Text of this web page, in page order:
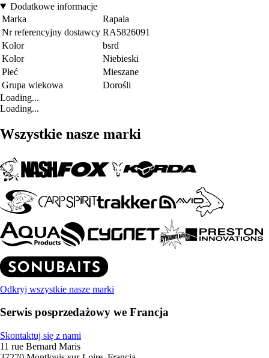
Dodatkowe informacje
Marka
Rapala
Nr referencyjny dostawcy RA5826091
Kolor
bsrd
Kolor
Niebieski
Płeć
Mieszane
Grupa wiekowa
Dorośli
Loading...
Loading...
Wszystkie nasze marki
Odkryj wszystkie nasze marki
Serwis posprzedażowy we Francja
Skontaktuj się z nami
11 rue Bernard Maris